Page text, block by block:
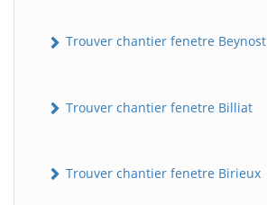
Trouver chantier fenetre Beynost
Trouver chantier fenetre Billiat
Trouver chantier fenetre Birieux